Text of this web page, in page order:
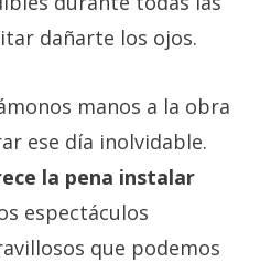
dañarte los ojos.
manos a la obra
ese día inolvidable.
la pena instalar
espectáculos
que podemos